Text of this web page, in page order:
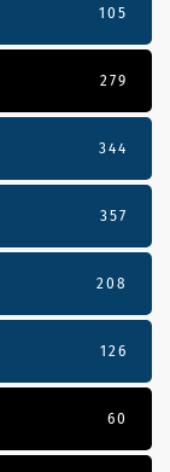
105
279
344
357
208
126
60